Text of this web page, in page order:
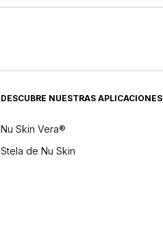
DESCUBRE NUESTRAS APLICACIONES
Nu Skin Vera®
Stela de Nu Skin